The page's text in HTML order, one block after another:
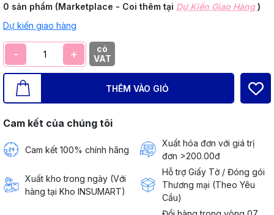
0 sản phẩm (Marketplace - Coi thêm tại Dự Kiến Giao Hàng)
Dự kiến giao hàng
- +
có
VAT
THÊM VÀO GIỎ
Cam kết của chúng tôi
Cam kết 100% chính hãng
Xuất hóa đơn với giá trị
đơn >200.00đ
Xuất kho trong ngày (Với
hàng tại Kho INSUMART)
Hỗ trợ Giấy Tờ / Đóng gói
Thương mại (Theo Yêu
Cầu)